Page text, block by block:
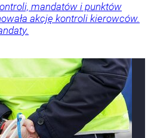
mandatów i punktów
akcję kontroli kierowców.